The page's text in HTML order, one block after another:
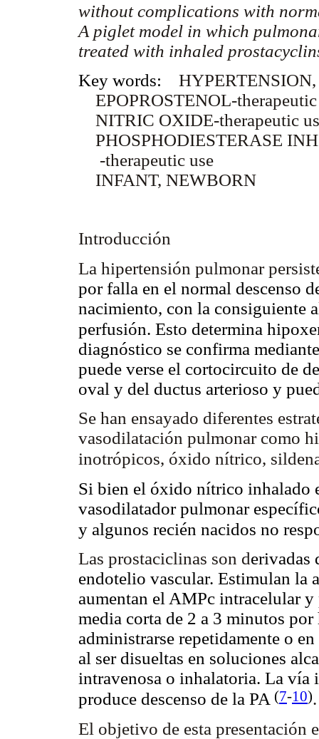
without complications with
A piglet model in which
treated with inhaled
Key words: HYPERTENSION,
EPOPROSTENOL-therapeutic
NITRIC OXIDE-therapeutic
PHOSPHODIESTERASE
-therapeutic use
INFANT, NEWBORN
Introducción
La hipertensión pulmonar
por falla en el normal descenso
nacimiento, con la consiguiente
perfusión. Esto determina
diagnóstico se confirma
puede verse el cortocircuito de
oval y del ductus arterioso y
Se han ensayado diferentes
vasodilatación pulmonar como
inotrópicos, óxido nítrico,
Si bien el óxido nítrico inhalado
vasodilatador pulmonar
y algunos recién nacidos no
Las prostaciclinas son derivadas
endotelio vascular. Estimulan la
aumentan el AMPc intracelular
media corta de 2 a 3 minutos
administrarse repetidamente o
al ser disueltas en soluciones
intravenosa o inhalatoria. La vía
produce descenso de la PA (7-10).
El objetivo de esta presentación